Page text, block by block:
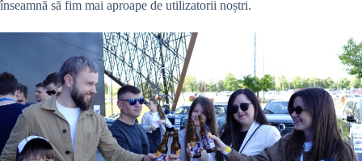
înseamnă să fim mai aproape de utilizatorii noștri.